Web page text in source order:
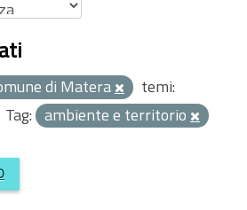
di Matera
temi:
Tag: ambiente e territorio